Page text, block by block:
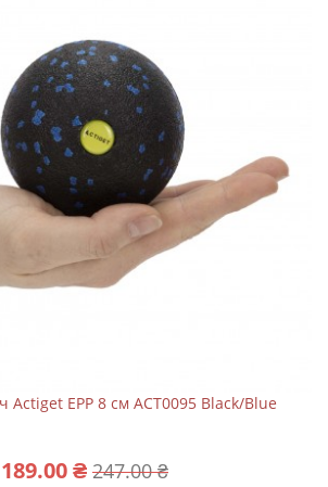
EPP 8 см ACT0095 Black/Blue
189.00 ₴ 247.00 ₴